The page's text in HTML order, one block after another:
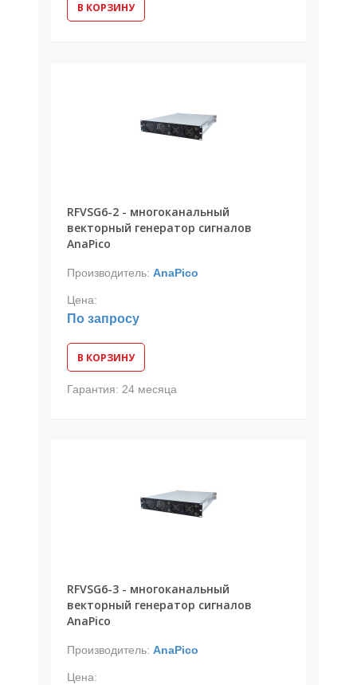
В КОРЗИНУ
RFVSG6-2 - многоканальный
векторный генератор сигналов
AnaPico
Производитель: AnaPico
Цена:
По запросу
В КОРЗИНУ
Гарантия: 24 месяца
RFVSG6-3 - многоканальный
векторный генератор сигналов
AnaPico
Производитель: AnaPico
Цена: